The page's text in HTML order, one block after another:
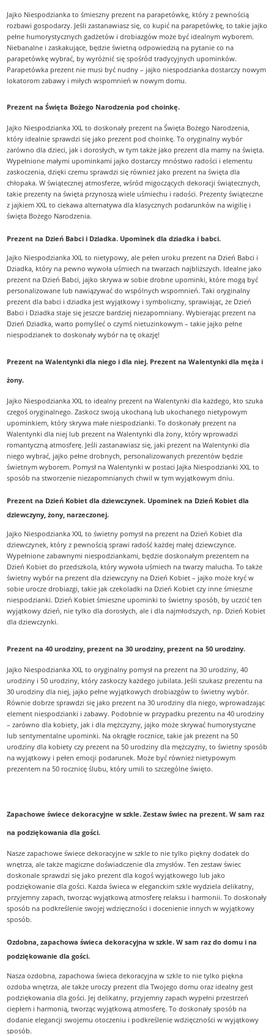
Jajko Niespodzianka to śmieszny prezent na parapetówkę, który z pewnością
rozbawi gospodarzy. Jeśli zastanawiasz się, co kupić na parapetówkę, to takie jajko
pełne humorystycznych gadżetów i drobiazgów może być idealnym wyborem.
Niebanalne i zaskakujące, będzie świetną odpowiedzią na pytanie co na
parapetówkę wybrać, by wyróżnić się spośród tradycyjnych upominków.
Parapetówka prezent nie musi być nudny – jajko niespodzianka dostarczy nowym
lokatorom zabawy i miłych wspomnień w nowym domu.
Prezent na Święta Bożego Narodzenia pod choinkę.
Jajko Niespodzianka XXL to doskonały prezent na Święta Bożego Narodzenia,
który idealnie sprawdzi się jako prezent pod choinkę. To oryginalny wybór
zarówno dla dzieci, jak i dorosłych, w tym także jako prezent dla mamy na święta.
Wypełnione małymi upominkami jajko dostarczy mnóstwo radości i elementu
zaskoczenia, dzięki czemu sprawdzi się również jako prezent na święta dla
chłopaka. W świątecznej atmosferze, wśród migoczących dekoracji świątecznych,
takie prezenty na święta przynoszą wiele uśmiechu i radości. Prezenty świąteczne
z jajkiem XXL to ciekawa alternatywa dla klasycznych podarunków na wigilię i
święta Bożego Narodzenia.
Prezent na Dzień Babci i Dziadka. Upominek dla dziadka i babci.
Jajko Niespodzianka XXL to nietypowy, ale pełen uroku prezent na Dzień Babci i
Dziadka, który na pewno wywoła uśmiech na twarzach najbliższych. Idealne jako
prezent na Dzień Babci, jajko skrywa w sobie drobne upominki, które mogą być
personalizowane lub nawiązywać do wspólnych wspomnień. Taki oryginalny
prezent dla babci i dziadka jest wyjątkowy i symboliczny, sprawiając, że Dzień
Babci i Dziadka staje się jeszcze bardziej niezapomniany. Wybierając prezent na
Dzień Dziadka, warto pomyśleć o czymś nietuzinkowym – takie jajko pełne
niespodzianek to doskonały wybór na tę okazję!
Prezent na Walentynki dla niego i dla niej. Prezent na Walentynki dla męża i
żony.
Jajko Niespodzianka XXL to idealny prezent na Walentynki dla każdego, kto szuka
czegoś oryginalnego. Zaskocz swoją ukochaną lub ukochanego nietypowym
upominkiem, który skrywa małe niespodzianki. To doskonały prezent na
Walentynki dla niej lub prezent na Walentynki dla żony, który wprowadzi
romantyczną atmosferę. Jeśli zastanawiasz się, jaki prezent na Walentynki dla
niego wybrać, jajko pełne drobnych, personalizowanych prezentów będzie
świetnym wyborem. Pomysł na Walentynki w postaci Jajka Niespodzianki XXL to
sposób na stworzenie niezapomnianych chwil w tym wyjątkowym dniu.
Prezent na Dzień Kobiet dla dziewczynek. Upominek na Dzień Kobiet dla
dziewczyny, żony, narzeczonej.
Jajko Niespodzianka XXL to świetny pomysł na prezent na Dzień Kobiet dla
dziewczynek, który z pewnością sprawi radość każdej małej dziewczynce.
Wypełnione zabawnymi niespodziankami, będzie doskonałym prezentem na
Dzień Kobiet do przedszkola, który wywoła uśmiech na twarzy malucha. To także
świetny wybór na prezent dla dziewczyny na Dzień Kobiet – jajko może kryć w
sobie urocze drobiazgi, takie jak czekoladki na Dzień Kobiet czy inne śmieszne
niespodzianki. Dzień Kobiet śmieszne upominki to świetny sposób, by uczcić ten
wyjątkowy dzień, nie tylko dla dorosłych, ale i dla najmłodszych, np. Dzień Kobiet
dla dziewczynki.
Prezent na 40 urodziny, prezent na 30 urodziny, prezent na 50 urodziny.
Jajko Niespodzianka XXL to oryginalny pomysł na prezent na 30 urodziny, 40
urodziny i 50 urodziny, który zaskoczy każdego jubilata. Jeśli szukasz prezentu na
30 urodziny dla niej, jajko pełne wyjątkowych drobiazgów to świetny wybór.
Równie dobrze sprawdzi się jako prezent na 30 urodziny dla niego, wprowadzając
element niespodzianki i zabawy. Podobnie w przypadku prezentu na 40 urodziny
– zarówno dla kobiety, jak i dla mężczyzny, jajko może skrywać humorystyczne
lub sentymentalne upominki. Na okrągłe rocznice, takie jak prezent na 50
urodziny dla kobiety czy prezent na 50 urodziny dla mężczyzny, to świetny sposób
na wyjątkowy i pełen emocji podarunek. Może być również nietypowym
prezentem na 50 rocznicę ślubu, który umili to szczególne święto.
Zapachowe świece dekoracyjne w szkle. Zestaw świec na prezent. W sam raz
na podziękowania dla gości.
Nasze zapachowe świece dekoracyjne w szkle to nie tylko piękny dodatek do
wnętrza, ale także magiczne doświadczenie dla zmysłów. Ten zestaw świec
doskonale sprawdzi się jako prezent dla kogoś wyjątkowego lub jako
podziękowanie dla gości. Każda świeca w eleganckim szkle wydziela delikatny,
przyjemny zapach, tworząc wyjątkową atmosferę relaksu i harmonii. To doskonały
sposób na podkreślenie swojej wdzięczności i docenienie innych w wyjątkowy
sposób.
Ozdobna, zapachowa świeca dekoracyjna w szkle. W sam raz do domu i na
podziękowanie dla gości.
Nasza ozdobna, zapachowa świeca dekoracyjna w szkle to nie tylko piękna
ozdoba wnętrza, ale także uroczy prezent dla Twojego domu oraz idealny gest
podziękowania dla gości. Jej delikatny, przyjemny zapach wypełni przestrzeń
ciepłem i harmonią, tworząc wyjątkową atmosferę. To doskonały sposób na
dodanie elegancji swojemu otoczeniu i podkreślenie wdzięczności w wyjątkowy
sposób.